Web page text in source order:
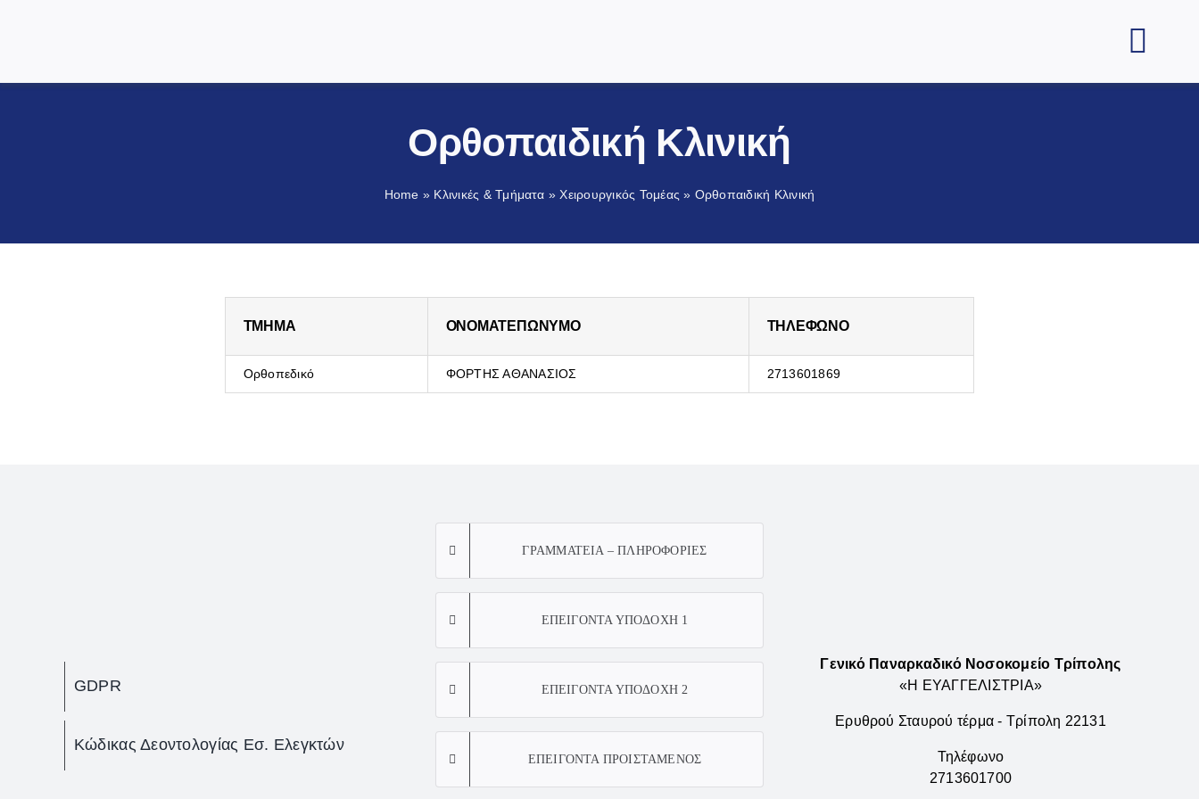
Κλινικές & Τμήματα
Επικοινωνία
Ορθοπαιδική Κλινική
Home » Κλινικές & Τμήματα »Χειρουργικός Τομέας » Ορθοπαιδική Κλινική
TMHMA ΟΝΟΜΑΤΕΠΩΝΥΜΟ ΤΗΛΕΦΩΝΟ
Ορθοπεδικό ΦΟΡΤΗΣ ΑΘΑΝΑΣΙΟΣ 2713601869
GDPR
Κώδικας Δεοντολογίας Εσ. Ελεγκτών
ΓΡΑΜΜΑΤΕΙΑ – ΠΛΗΡΟΦΟΡΙΕΣ
ΕΠΕΙΓΟΝΤΑ ΥΠΟΔΟΧΗ 1
ΕΠΕΙΓΟΝΤΑ ΥΠΟΔΟΧΗ 2
ΕΠΕΙΓΟΝΤΑ ΠΡΟΙΣΤΑΜΕΝΟΣ
Γενικό Παναρκαδικό Νοσοκομείο Τρίπολης
«Η ΕΥΑΓΓΕΛΙΣΤΡΙΑ»
Ερυθρού Σταυρού τέρμα - Τρίπολη 22131
Τηλέφωνο
2713601700